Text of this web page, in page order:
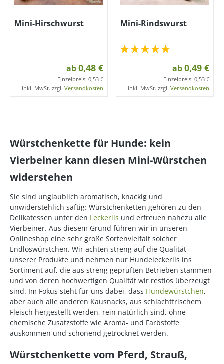
Mini-Hirschwurst
ab0,48 €
Einzelpreis: 0,53 €
inkl. MwSt. zzgl. Versandkosten
Mini-Rindswurst
ab0,49 €
Einzelpreis: 0,53 €
inkl. MwSt. zzgl. Versandkosten
Würstchenkette für Hunde: kein
Vierbeiner kann diesen Mini-Würstchen
widerstehen
Sie sind unglaublich aromatisch, knackig und
unwiderstehlich saftig: Würstchenketten gehören zu den
Delikatessen unter den Leckerlis und erfreuen nahezu alle
Vierbeiner. Aus diesem Grund führen wir in unseren
Onlineshop eine sehr große Sortenvielfalt solcher
Endloswürstchen. Wir achten streng auf die Qualität
unserer Produkte und nehmen nur Hundeleckerlis ins
Sortiment auf, die aus streng geprüften Betrieben stammen
und von deren hochwertigen Qualität wir restlos überzeugt
sind. Im Fokus steht für uns dabei, dass Hundewürstchen,
aber auch alle anderen Kausnacks, aus schlachtfrischem
Fleisch hergestellt werden, rein natürlich sind, ohne
chemische Zusatzstoffe wie Aroma- und Farbstoffe
auskommen und schonend getrocknet werden.
Würstchenkette vom Pferd, Strauß,